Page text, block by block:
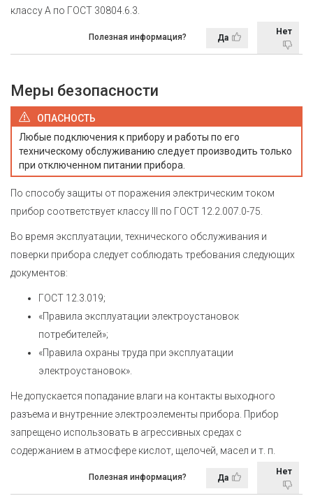
классу А по ГОСТ 30804.6.3.
Полезная информация? Да
Нет
Меры безопасности
ОПАСНОСТЬ
Любые подключения к прибору и работы по его
техническому обслуживанию следует производить только
при отключенном питании прибора.
По способу защиты от поражения электрическим током
прибор соответствует классу III по ГОСТ 12.2.007.0-75.
Во время эксплуатации, технического обслуживания и
поверки прибора следует соблюдать требования следующих
документов:
ГОСТ 12.3.019;
«Правила эксплуатации электроустановок
потребителей»;
«Правила охраны труда при эксплуатации
электроустановок».
Не допускается попадание влаги на контакты выходного
разъема и внутренние электроэлементы прибора. Прибор
запрещено использовать в агрессивных средах с
содержанием в атмосфере кислот, щелочей, масел и т. п.
Полезная информация? Да
Нет